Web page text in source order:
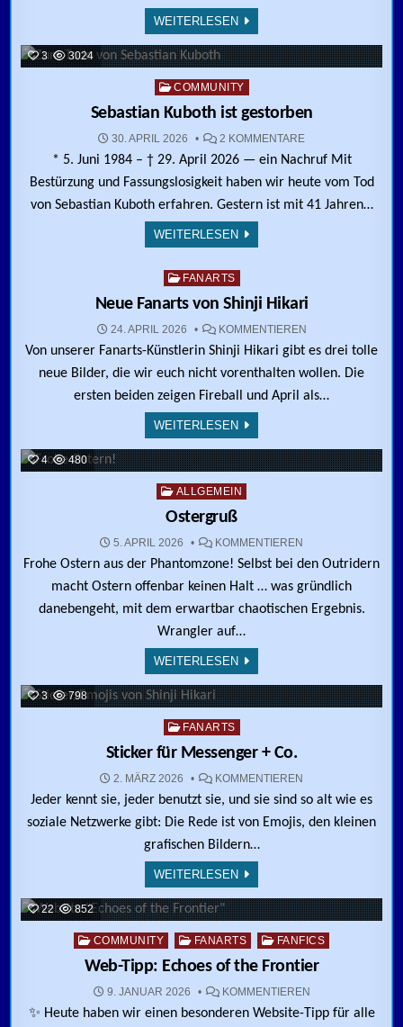
WEITERLESEN
3 3024
Posted in
COMMUNITY
Sebastian Kuboth ist gestorben
30. APRIL 2026 2 KOMMENTAREZU SEBASTIAN
* 5. Juni 1984 – † 29. April 2026 — ein Nachruf Mit
Bestürzung und Fassungslosigkeit haben wir heute vom Tod
von Sebastian Kuboth erfahren. Gestern ist mit 41 Jahren…
WEITERLESEN
Posted in
FANARTS
Neue Fanarts von Shinji Hikari
24. APRIL 2026 KOMMENTIERENZU NEUE
Von unserer Fanarts-Künstlerin Shinji Hikari gibt es drei tolle
neue Bilder, die wir euch nicht vorenthalten wollen. Die
ersten beiden zeigen Fireball und April als…
WEITERLESEN
4 480
Posted in
ALLGEMEIN
Ostergruß
5. APRIL 2026 KOMMENTIEREN
Frohe Ostern aus der Phantomzone! Selbst bei den Outridern
macht Ostern offenbar keinen Halt … was gründlich
danebengeht, mit dem erwartbar chaotischen Ergebnis.
Wrangler auf…
WEITERLESEN
3 798
Posted in
FANARTS
Sticker für Messenger + Co.
2. MÄRZ 2026 KOMMENTIEREN
Jeder kennt sie, jeder benutzt sie, und sie sind so alt wie es
soziale Netzwerke gibt: Die Rede ist von Emojis, den kleinen
grafischen Bildern…
WEITERLESEN
22 852
Posted in
COMMUNITY FANARTS FANFICS
Web-Tipp: Echoes of the Frontier
9. JANUAR 2026 KOMMENTIERENZU WEB-TIPP:
✨ Heute haben wir einen besonderen Website-Tipp für alle